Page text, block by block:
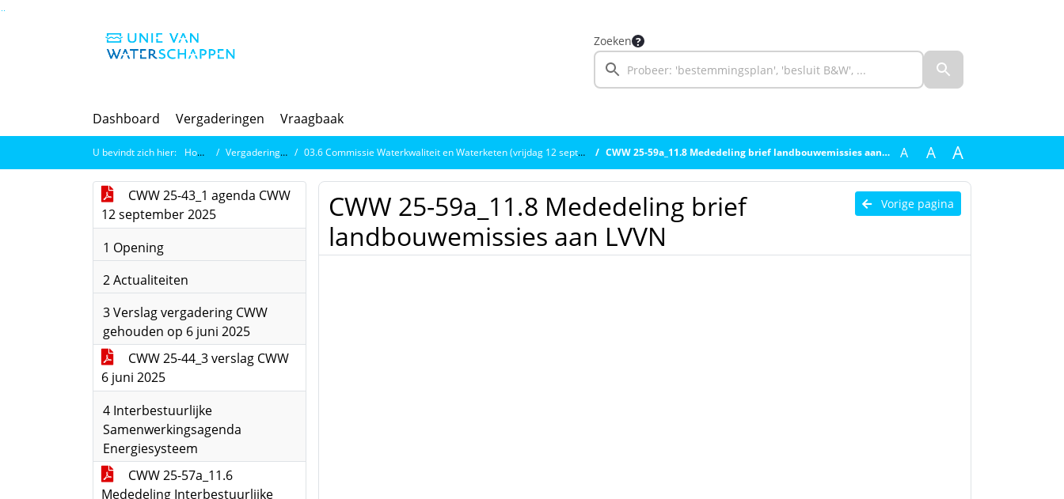
Zoeken
Dashboard Vergaderingen Vraagbaak
U bevindt zich hier: Home Vergaderingen 03.6 Commissie Waterkwaliteit en Waterketen (vrijdag 12 september 2025) CWW 25-59a_11.8 Mededeling brief landbouwemissies aan LVVN A A A
CWW 25-43_1 agenda CWW
12 september 2025
1 Opening
2 Actualiteiten
3 Verslag vergadering CWW
gehouden op 6 juni 2025
CWW 25-44_3 verslag CWW
6 juni 2025
4 Interbestuurlijke
Samenwerkingsagenda
Energiesysteem
CWW 25-57a_11.6
Mededeling Interbestuurlijke
Vorige pagina
CWW 25-59a_11.8 Mededeling brief
landbouwemissies aan LVVN